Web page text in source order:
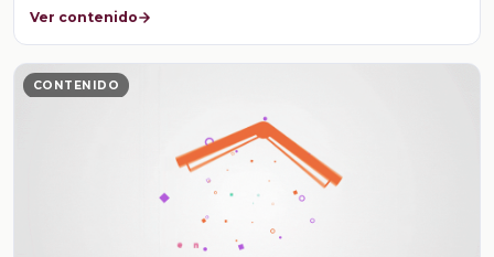
Ver contenido
CONTENIDO